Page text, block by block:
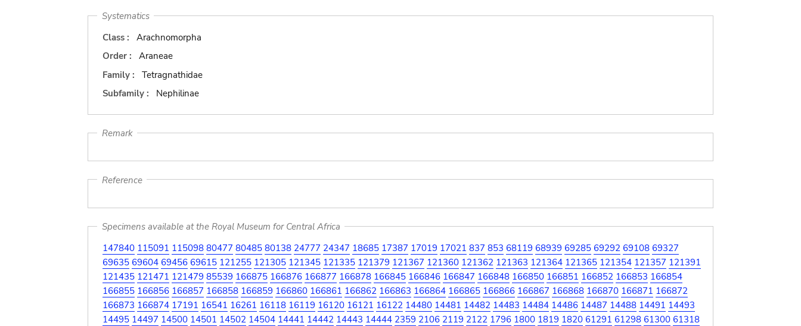
Systematics
Class :
Arachnomorpha
Order :
Araneae
Family :
Tetragnathidae
Subfamily :
Nephilinae
Remark
Reference
Specimens available at the Royal Museum for Central Africa
147840 115091 115098 80477 80485 80138 24777 24347 18685 17387 17019 17021 837 853 68119 68939 69285 69292 69108 69327
69635 69604 69456 69615 121255 121305 121345 121335 121379 121367 121360 121362 121363 121364 121365 121354 121357 121391
121435 121471 121479 85539 166875 166876 166877 166878 166845 166846 166847 166848 166850 166851 166852 166853 166854
166855 166856 166857 166858 166859 166860 166861 166862 166863 166864 166865 166866 166867 166868 166870 166871 166872
166873 166874 17191 16541 16261 16118 16119 16120 16121 16122 14480 14481 14482 14483 14484 14486 14487 14488 14491 14493
14495 14497 14500 14501 14502 14504 14441 14442 14443 14444 2359 2106 2119 2122 1796 1800 1819 1820 61291 61298 61300 61318